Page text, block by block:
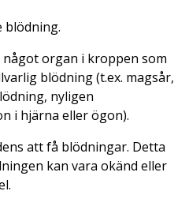
blödning.
organ i kroppen som
blödning (t.ex. magsår,
nyligen
i hjärna eller ögon).
att få blödningar. Detta
kan vara okänd eller